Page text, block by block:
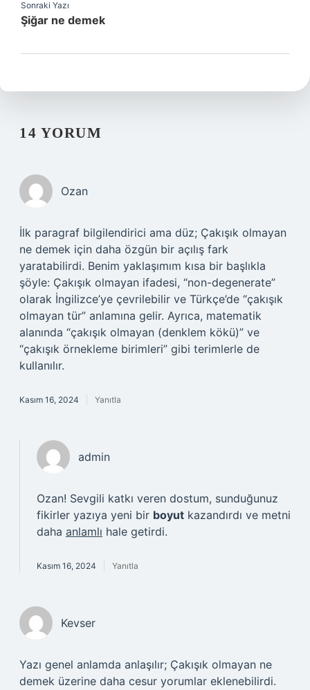
Sonraki Yazı
Şiğar ne demek
14 YORUM
Ozan
İlk paragraf bilgilendirici ama düz; Çakışık olmayan
ne demek için daha özgün bir açılış fark
yaratabilirdi. Benim yaklaşımım kısa bir başlıkla
şöyle: Çakışık olmayan ifadesi, “non-degenerate”
olarak İngilizce’ye çevrilebilir ve Türkçe’de “çakışık
olmayan tür” anlamına gelir. Ayrıca, matematik
alanında “çakışık olmayan (denklem kökü)” ve
“çakışık örnekleme birimleri” gibi terimlerle de
kullanılır.
Kasım 16, 2024 Yanıtla
admin
Ozan! Sevgili katkı veren dostum, sunduğunuz
fikirler yazıya yeni bir boyut kazandırdı ve metni
daha anlamlı hale getirdi.
Kasım 16, 2024 Yanıtla
Kevser
Yazı genel anlamda anlaşılır; Çakışık olmayan ne
demek üzerine daha cesur yorumlar eklenebilirdi.